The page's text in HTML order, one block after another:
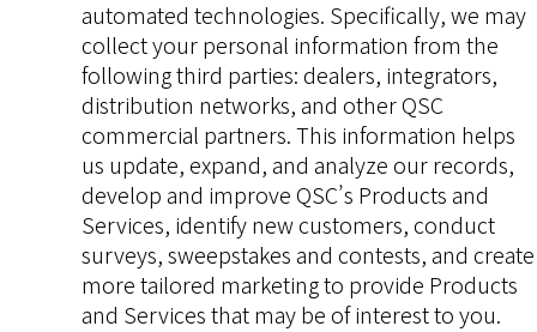
automated technologies. Specifically, we may
collect your personal information from the
following third parties: dealers, integrators,
distribution networks, and other QSC
commercial partners. This information helps
us update, expand, and analyze our records,
develop and improve QSC’s Products and
Services, identify new customers, conduct
surveys, sweepstakes and contests, and create
more tailored marketing to provide Products
and Services that may be of interest to you.